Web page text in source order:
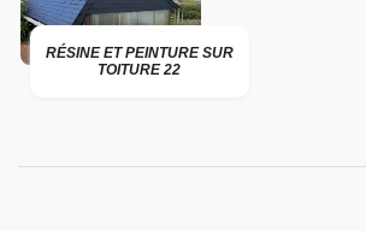
RÉSINE ET PEINTURE SUR
TOITURE 22